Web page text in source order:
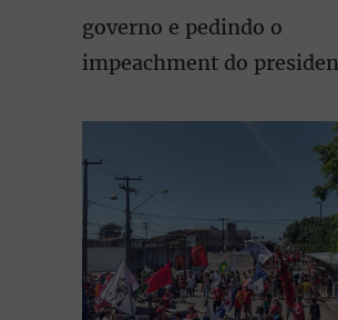
governo e pedindo o
impeachment do